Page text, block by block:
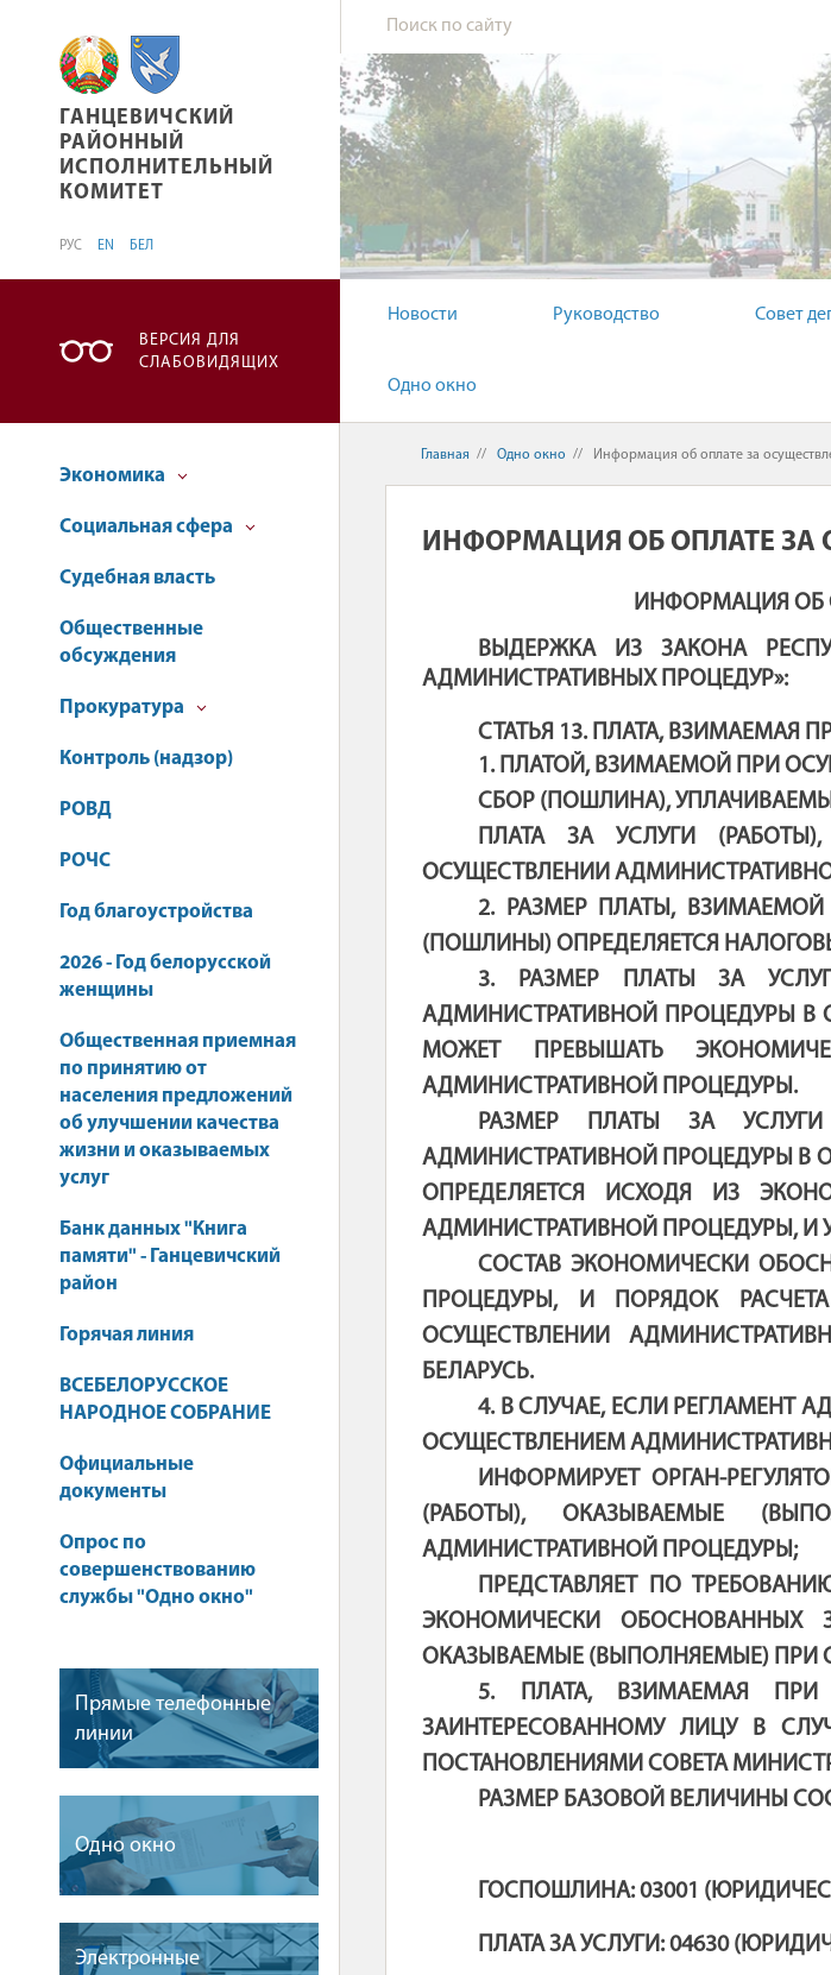
ГАНЦЕВИЧСКИЙ РАЙОННЫЙ ИСПОЛНИТЕЛЬНЫЙ КОМИТЕТ
ГАНЦЕВИЧСКИЙ
РАЙОННЫЙ
ИСПОЛНИТЕЛЬНЫЙ
КОМИТЕТ
РУС EN БЕЛ
ВЕРСИЯ ДЛЯ
СЛАБОВИДЯЩИХ
Новости Руководство Совет
Одно окно
Экономика
Социальная сфера
Судебная власть
Общественные
обсуждения
Прокуратура
Контроль (надзор)
РОВД
РОЧС
Год благоустройства
2026 - Год белорусской
женщины
Общественная приемная
по принятию от
населения предложений
об улучшении качества
жизни и оказываемых
услуг
Банк данных "Книга
памяти" - Ганцевичский
район
Горячая линия
ВСЕБЕЛОРУССКОЕ
НАРОДНОЕ СОБРАНИЕ
Официальные
документы
Опрос по
совершенствованию
службы "Одно окно"
Прямые телефонные
линии
Одно окно
Электронные
Главная // Одно окно // Информация об оплате за
ИНФОРМАЦИЯ ОБ ОПЛАТЕ ЗА
ИНФОРМАЦИЯ ОБ
ВЫДЕРЖКА ИЗ ЗАКОНА
АДМИНИСТРАТИВНЫХ ПРОЦЕДУР»:
СТАТЬЯ 13. ПЛАТА, ВЗИМАЕМАЯ
1. ПЛАТОЙ, ВЗИМАЕМОЙ ПРИ
СБОР (ПОШЛИНА),
ПЛАТА ЗА УСЛУГИ
ОСУЩЕСТВЛЕНИИ
2. РАЗМЕР ПЛАТЫ,
(ПОШЛИНЫ) ОПРЕДЕЛЯЕТСЯ
3. РАЗМЕР ПЛАТЫ ЗА
АДМИНИСТРАТИВНОЙ ПРОЦЕДУРЫ В
МОЖЕТ ПРЕВЫШАТЬ
АДМИНИСТРАТИВНОЙ ПРОЦЕДУРЫ.
РАЗМЕР ПЛАТЫ ЗА
АДМИНИСТРАТИВНОЙ ПРОЦЕДУРЫ В
ОПРЕДЕЛЯЕТСЯ ИСХОДЯ ИЗ
АДМИНИСТРАТИВНОЙ ПРОЦЕДУРЫ, И
СОСТАВ ЭКОНОМИЧЕСКИ
ПРОЦЕДУРЫ, И ПОРЯДОК
ОСУЩЕСТВЛЕНИИ
БЕЛАРУСЬ.
4. В СЛУЧАЕ, ЕСЛИ РЕГЛАМЕНТ
ОСУЩЕСТВЛЕНИЕМ
ИНФОРМИРУЕТ ОРГАН-
(РАБОТЫ), ОКАЗЫВАЕМЫЕ
АДМИНИСТРАТИВНОЙ ПРОЦЕДУРЫ;
ПРЕДСТАВЛЯЕТ ПО
ЭКОНОМИЧЕСКИ ОБОСНОВАННЫХ
ОКАЗЫВАЕМЫЕ (ВЫПОЛНЯЕМЫЕ) ПРИ
5. ПЛАТА, ВЗИМАЕМАЯ ПРИ
ЗАИНТЕРЕСОВАННОМУ ЛИЦУ В
ПОСТАНОВЛЕНИЯМИ СОВЕТА
РАЗМЕР БАЗОВОЙ ВЕЛИЧИНЫ
ГОСПОШЛИНА: 03001 (
ПЛАТА ЗА УСЛУГИ:04630 (